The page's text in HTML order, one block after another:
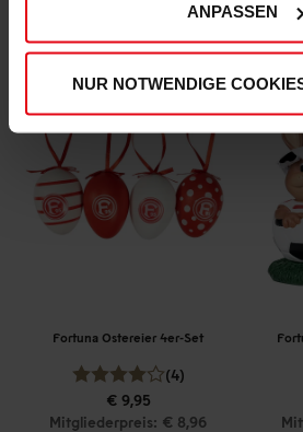
ANPASSEN
NUR NOTWENDIGE
Fortuna Ostereier 4er-Set
(4)
€ 9,95
Mitgliederpreis: € 8,96